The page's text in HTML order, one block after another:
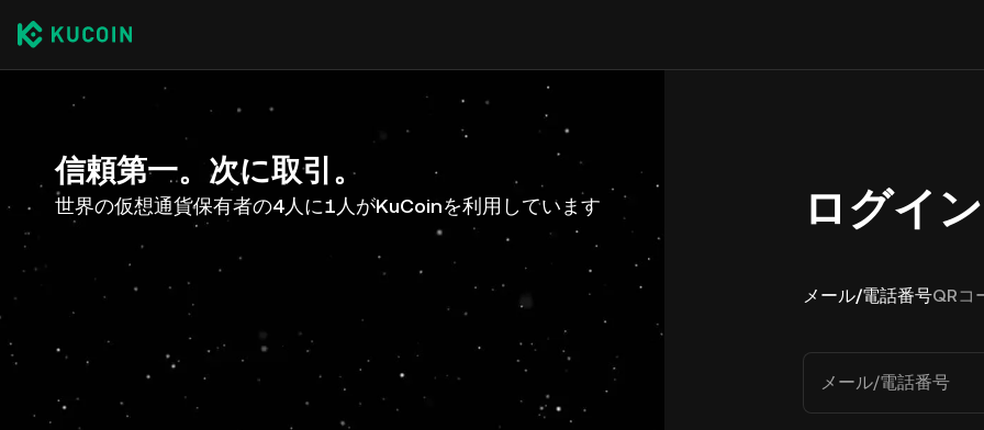
信頼第一。次に取引。
世界の仮想通貨保有者の4人に1人がKuCoinを利用しています ログイン
メール/電話番号QRコ
メール/電話番号